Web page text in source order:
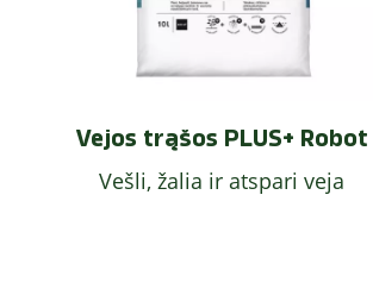
Vejos trąšos PLUS+ Robot
Vešli, žalia ir atspari veja